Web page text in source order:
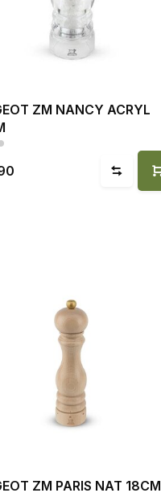
ZM NANCY ACRYL
ZM PARIS NAT 18CM